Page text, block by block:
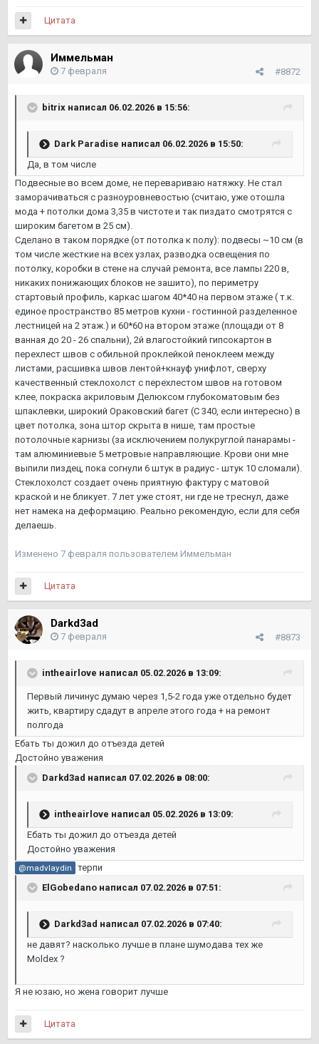
Цитата
Иммельман
#8872
7 февраля
bitrix написал 06.02.2026 в 15:56:
Dark Paradise написал 06.02.2026 в 15:50:
Да, в том числе
Подвесные во всем доме, не перевариваю натяжку. Не стал
заморачиваться с разноуровневостью (считаю, уже отошла
мода + потолки дома 3,35 в чистоте и так пиздато смотрятся с
широким багетом в 25 см).
Сделано в таком порядке (от потолка к полу): подвесы ~10 см (в
том числе жесткие на всех узлах, разводка освещения по
потолку, коробки в стене на случай ремонта, все лампы 220 в,
никаких понижающих блоков не зашито), по периметру
стартовый профиль, каркас шагом 40*40 на первом этаже ( т.к.
единое пространство 85 метров кухни - гостинной разделенное
лестницей на 2 этаж.) и 60*60 на втором этаже (площади от 8
ванная до 20 - 26 спальни), 2й влагостойкий гипсокартон в
перехлест швов с обильной проклейкой пеноклеем между
листами, расшивка швов лентой+кнауф унифлот, сверху
качественный стеклохолст с перехлестом швов на готовом
клее, покраска акриловым Делюксом глубокоматовым без
шпаклевки, широкий Ораковский багет (С 340, если интересно) в
цвет потолка, зона штор скрыта в нише, там простые
потолочные карнизы (за исключением полукруглой панарамы -
там алюминиевые 5 метровые направляющие. Крови они мне
выпили пиздец, пока согнули 6 штук в радиус - штук 10 сломали).
Стеклохолст создает очень приятную фактуру с матовой
краской и не бликует. 7 лет уже стоят, ни где не треснул, даже
нет намека на деформацию. Реально рекомендую, если для себя
делаешь.
Изменено 7 февраля пользователем Иммельман
Цитата
Darkd3ad
#8873
7 февраля
intheairlove написал 05.02.2026 в 13:09:
Первый личинус думаю через 1,5-2 года уже отдельно будет
жить, квартиру сдадут в апреле этого года + на ремонт
полгода
Ебать ты дожил до отъезда детей
Достойно уважения
Darkd3ad написал 07.02.2026 в 08:00:
intheairlove написал 05.02.2026 в 13:09:
Ебать ты дожил до отъезда детей
Достойно уважения
@madvlaydin
терпи
ElGobedano написал 07.02.2026 в 07:51:
Darkd3ad написал 07.02.2026 в 07:40:
не давят? насколько лучше в плане шумодава тех же
Moldex ?
Я не юзаю, но жена говорит лучше
Цитата